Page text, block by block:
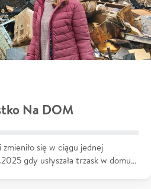
Na DOM
się w ciągu jednej
gdy usłyszała trzask w domu…